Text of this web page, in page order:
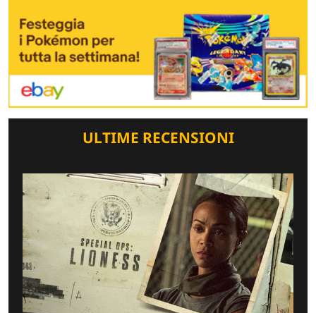
ULTIME RECENSIONI